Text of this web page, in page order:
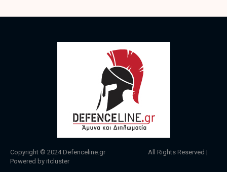
Copyright © 2024 Defenceline.gr All Rights Reserved |
Powered by itcluster